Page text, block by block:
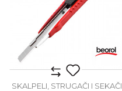
SKALPELI, STRUGAČI I SEKAČI